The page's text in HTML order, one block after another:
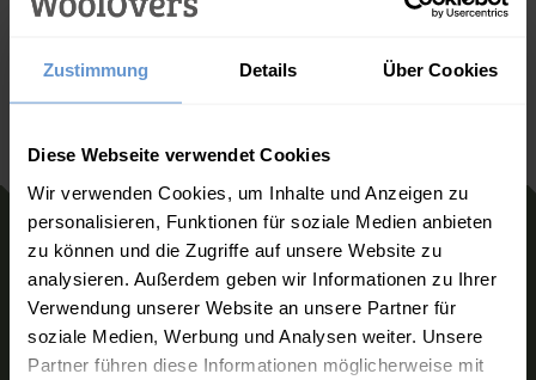
Zustimmung Details Über Cookies
Diese Webseite verwendet Cookies
Wir verwenden Cookies, um Inhalte und Anzeigen zu
personalisieren, Funktionen für soziale Medien anbieten
zu können und die Zugriffe auf unsere Website zu
analysieren. Außerdem geben wir Informationen zu Ihrer
Verwendung unserer Website an unsere Partner für
soziale Medien, Werbung und Analysen weiter. Unsere
Partner führen diese Informationen möglicherweise mit
Unkomplizierte Abwicklung für
Rückerstattung, solange Sie die
Ware innerhalb von 28 Tagen an
Melden Sie sich für unseren
Newsletter an
Möchten Sie mehr über die neuesten Looks und
Angebote von WoolOvers erfahren?